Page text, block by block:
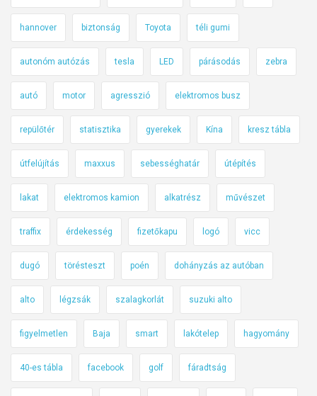
hannover biztonság Toyota téli gumi
autonóm autózás tesla LED párásodás zebra
autó motor agresszió elektromos busz
repülőtér statisztika gyerekek Kína kresz tábla
útfelújítás maxxus sebességhatár útépítés
lakat elektromos kamion alkatrész művészet
traffix érdekesség fizetőkapu logó vicc
dugó törésteszt poén dohányzás az autóban
alto légzsák szalagkorlát suzuki alto
figyelmetlen Baja smart lakótelep hagyomány
40-es tábla facebook golf fáradtság